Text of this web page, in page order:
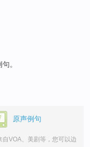
。
原声例句
自VOA、美剧等，您可以边